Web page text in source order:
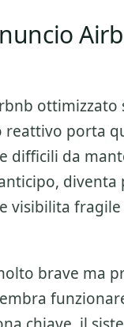
ottimizzato
porta
difficili da
visibilita
brave ma